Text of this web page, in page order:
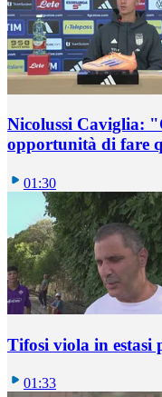
Nicolussi Caviglia:
opportunità di fare
01:30
Tifosi viola in estasi
01:33